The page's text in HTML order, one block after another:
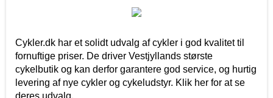
Cykler.dk har et solidt udvalg af cykler i god kvalitet til
fornuftige priser. De driver Vestjyllands største
cykelbutik og kan derfor garantere god service, og hurtig
levering af nye cykler og cykeludstyr. Klik her for at se
deres udvalg.